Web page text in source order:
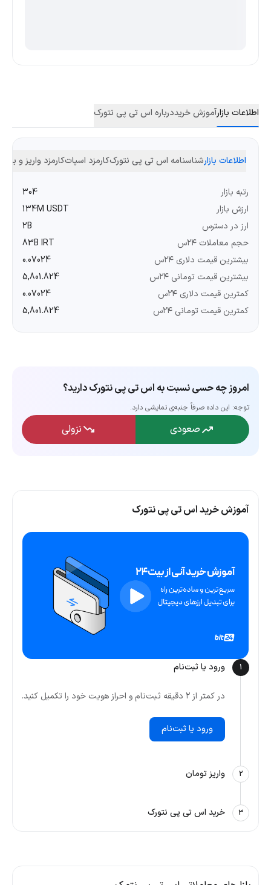
اطلاعات بازارآموزش خریددرباره اس تی پی نتورک
اطلاعات بازارشناسنامه اس تی پی نتورککارمزد اسپاتکارمزد واریز و
رتبه بازار
304
ارزش بازار
134M USDT
ارز در دسترس
2B
حجم معاملات ۲۴س
83B IRT
بیشترین قیمت دلاری ۲۴س
0.07024
بیشترین قیمت تومانی ۲۴س
5,801.824
کمترین قیمت دلاری ۲۴س
0.07024
کمترین قیمت تومانی ۲۴س
5,801.824
امروز چه حسی نسبت به اس تی پی نتورک دارید؟
توجه: این داده‌ صرفاً جنبه‌ی نمایشی دارد.
صعودی نزولی
آموزش خرید اس تی پی نتورک
1 ورود یا ثبت‌نام
در کمتر از ۲ دقیقه ثبت‌نام و احراز هویت خود را تکمیل کنید.
ورود یا ثبت‌نام
2 واریز تومان
3 خرید اس تی پی نتورک